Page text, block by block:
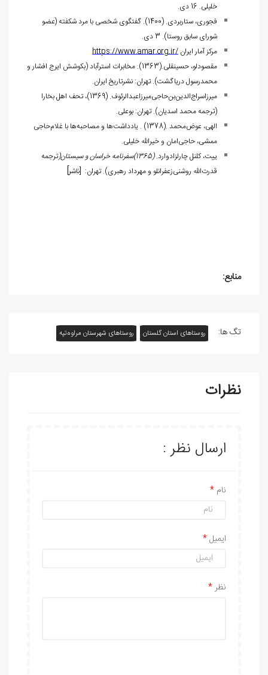
خلیلی. 16 دی.
فجوری، ستاربردی. (1400). گفتگوی شخصی با مرد شکفته (عضو
شورای سابق روستا). 3 دی.
مرکز آمار ایران https://www.amar.org.ir/
مقصودلو، حسینقلی.(1363). مخابرات استرآباد (بکوشش ایرج افشار و
محمدرسول دریاگشت). تهران: نشرتاریخ ایران.
میرزاسراج‌الدین‌بن‌حاجی‌میرزاعبدالرئوف. (1369)، تحف‌ اهل بخارا
(ترجمه محمد اسدیان). تهران: بوعلی.
الهی، عوض‌محمد . (1378). یادداشت‌ها و مصاحبه‌ها با غلام‌حاجی
ممشی، حاجی‌امان و خیرالله خلیلی.
ییت، کلنل چارلزادوارد. (1365)سفرنامه خراسان و سیستان(
ترجمه
قدرت‌‌الله روشنی‌زعفرانلو و مهرداد رهبری). تهران: ]ناشر[
منابع:
تگ ها: روستاهای استان گلستان روستاهای شهرستان مراوه‌تپه
نظرات
ارسال نظر :
نام
ایمیل
نظر